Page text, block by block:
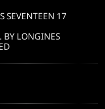
SEVENTEEN 17
BY LONGINES